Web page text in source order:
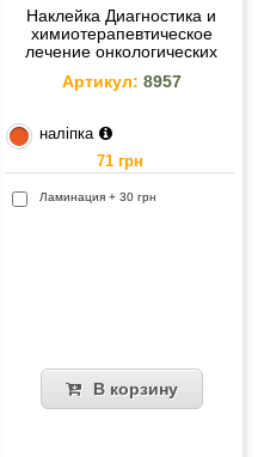
Наклейка Диагностика и
химиотерапевтическое
лечение онкологических
детей 216х105 мм
Артикул: 8957
наліпка
71 грн
Ламинация + 30 грн
В корзину